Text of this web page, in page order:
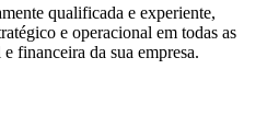
qualificada e experiente,
e operacional em todas as
financeira da sua empresa.